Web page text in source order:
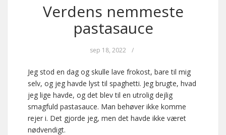
Verdens nemmeste
pastasauce
sep 18, 2022 /
Jeg stod en dag og skulle lave frokost, bare til mig
selv, og jeg havde lyst til spaghetti. Jeg brugte, hvad
jeg lige havde, og det blev til en utrolig dejlig
smagfuld pastasauce. Man behøver ikke komme
rejer i. Det gjorde jeg, men det havde ikke været
nødvendigt.